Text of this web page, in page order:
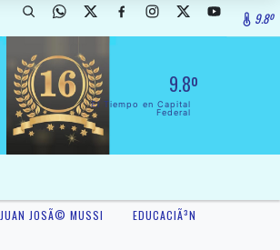
9.8º
9.8º
El Tiempo en Capital
Federal
JUAN JOSÃ© MUSSI
EDUCACIÃ³N